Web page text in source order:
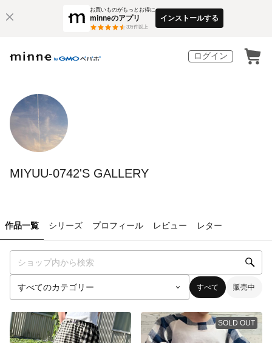
お買いものがもっとお得に
minneのアプリ
3万件以上
インストールする
ログイン
MIYUU-0742'S GALLERY
作品一覧 シリーズ プロフィール レビュー レター
すべて 販売中
SOLD OUT